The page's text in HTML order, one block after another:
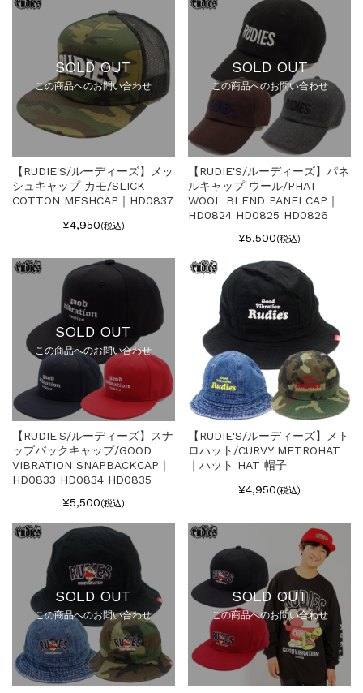
SOLD OUT
この商品へのお問い合わせ
【RUDIE'S/ルーディーズ】メッ
シュキャップ カモ/SLICK
COTTON MESHCAP｜HD0837
¥4,950(税込)
SOLD OUT
この商品へのお問い合わせ
【RUDIE'S/ルーディーズ】パネ
ルキャップ ウール/PHAT
WOOL BLEND PANELCAP｜
HD0824 HD0825 HD0826
¥5,500(税込)
SOLD OUT
この商品へのお問い合わせ
【RUDIE'S/ルーディーズ】スナ
ップバックキャップ/GOOD
VIBRATION SNAPBACKCAP｜
HD0833 HD0834 HD0835
¥5,500(税込)
【RUDIE'S/ルーディーズ】メト
ロハット/CURVY METROHAT
｜ハット HAT 帽子
¥4,950(税込)
SOLD OUT
この商品へのお問い合わせ
SOLD OUT
この商品へのお問い合わせ